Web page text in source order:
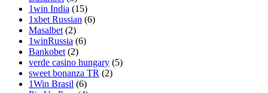
1win India (15)
1xbet Russian (6)
Masalbet (2)
1winRussia (6)
Bankobet (2)
verde casino hungary (5)
sweet bonanza TR (2)
1Win Brasil (6)